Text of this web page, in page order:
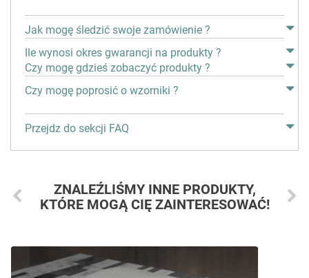
Jak mogę śledzić swoje zamówienie ?
Ile wynosi okres gwarancji na produkty ?
Czy mogę gdzieś zobaczyć produkty ?
Czy mogę poprosić o wzorniki ?
Przejdz do sekcji FAQ
ZNALEŹLIŚMY INNE PRODUKTY,
KTÓRE MOGĄ CIĘ ZAINTERESOWAĆ!